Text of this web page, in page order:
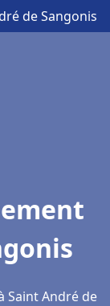
de Sangonis
Saint André de